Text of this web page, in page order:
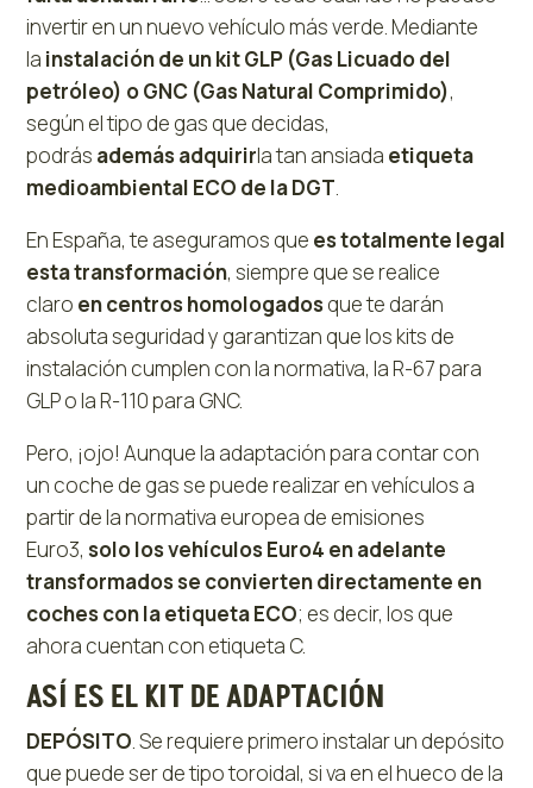
invertir en un nuevo vehículo más verde. Mediante
la instalación de un kit GLP (Gas Licuado del
petróleo) o GNC (Gas Natural Comprimido),
según el tipo de gas que decidas,
podrás además adquirirla tan ansiada etiqueta
medioambiental ECO de la DGT
En España, te aseguramos que es totalmente legal
esta transformación, siempre que se realice
claro en centros homologados que te darán
absoluta seguridad y garantizan que los kits de
instalación cumplen con la normativa, la R-67 para
GLP o la R-110 para GNC.
Pero, ¡ojo! Aunque la adaptación para contar con
un coche de gas se puede realizar en vehículos a
partir de la normativa europea de emisiones
Euro3,solo los vehículos Euro4 en adelante
transformados se convierten directamente en
coches con la etiqueta ECO; es decir, los que
ahora cuentan con etiqueta C.
ASÍ ES EL KIT DE ADAPTACIÓN
DEPÓSITO . Se requiere primero instalar un depósito
que puede ser de tipo toroidal, si va en el hueco de la